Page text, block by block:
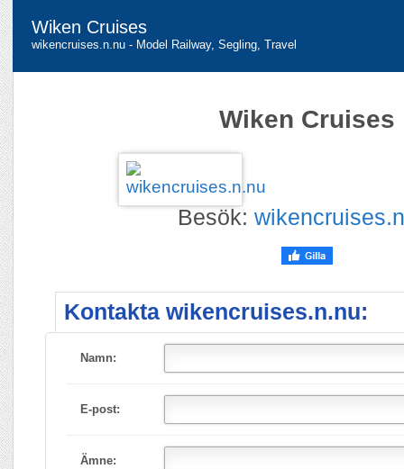
Wiken Cruises
wikencruises.n.nu - Model Railway, Segling, Travel
Wiken Cruises
Besök:
Kontakta wikencruises.n.nu:
Namn:
E-post:
Ämne: